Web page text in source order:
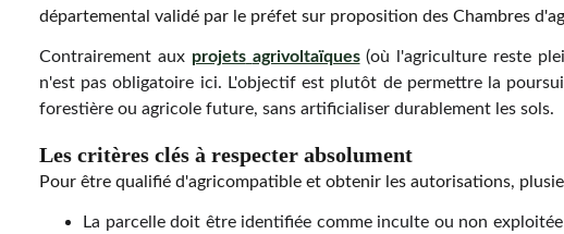
départemental validé par le préfet sur proposition des Chambres
Contrairement aux projets agrivoltaïques(où l'agriculture reste
n'est pas obligatoire ici. L'objectif est plutôt de permettre la
forestière ou agricole future, sans artificialiser durablement les sols.
Les critères clés à respecter absolument
Pour être qualifié d'agricompatible et obtenir les autorisations,
La parcelle doit être identifiée comme inculte ou non